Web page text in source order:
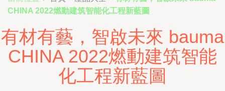
CHINA 2022燃動建筑智能化工程新藍圖
有材有藝，智啟未來 bauma
CHINA 2022燃動建筑智能
化工程新藍圖